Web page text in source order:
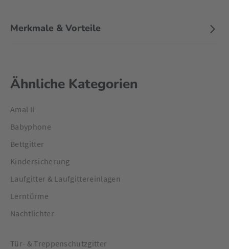
Merkmale & Vorteile
Ähnliche Kategorien
Amal II
Babyphone
Bettgitter
Kindersicherung
Laufgitter & Laufgittereinlagen
Lerntürme
Nachtlichter
Tür- & Treppenschutzgitter